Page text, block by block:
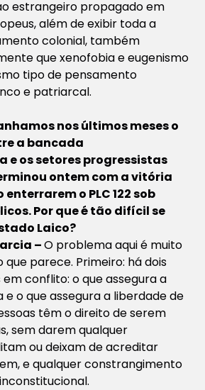
estrangeiro propagado em
além de exibir toda a
colonial, também
que xenofobia e eugenismo
tipo de pensamento
e patriarcal.
nos últimos meses o
a bancada
os setores progressistas
ontem com a vitória
o PLC 122 sob
Por que é tão difícil se
Laico?
–O problema aqui é muito
que parece. Primeiro: há dois
em conflito: o que assegura a
e o que assegura a liberdade de
têm o direito de serem
sem darem qualquer
ou deixam de acreditar
e qualquer constrangimento